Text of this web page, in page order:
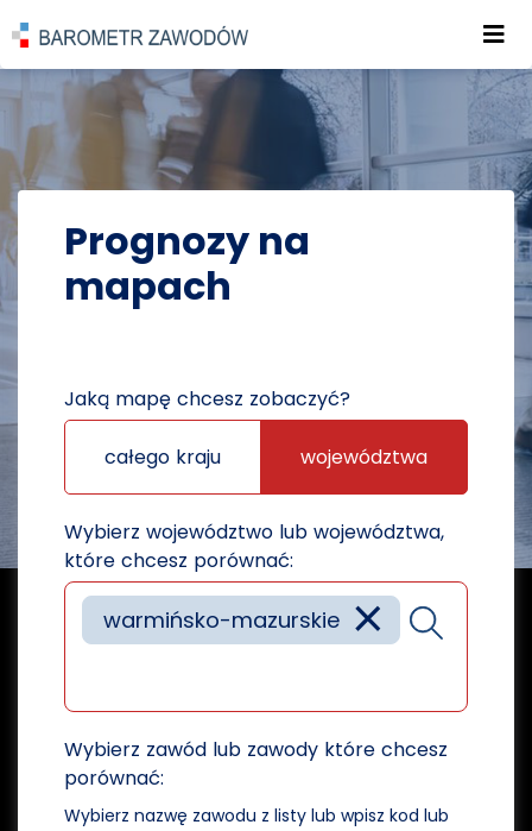
POWRÓT DO STRONY GŁÓWNEJ
PROGNOZY PROGNOZY NA MAPACH
Prognozy na
mapach
Jaką mapę chcesz zobaczyć?
całego kraju województwa
Wybierz województwo lub województwa,
które chcesz porównać:
×
warmińsko-mazurskie
Wybierz zawód lub zawody które chcesz
porównać:
Wybierz nazwę zawodu z listy lub wpisz kod lub